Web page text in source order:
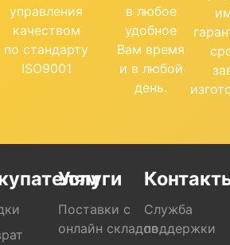
управления
качеством
по стандарту
ISO9001
в любое
удобное
Вам время
и в любой
день.
Услуги
Поставки с
онлайн складов
Служба
поддержки